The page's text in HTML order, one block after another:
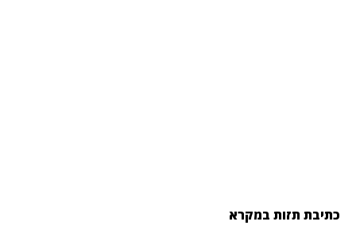
כתיבת תזות במקרא